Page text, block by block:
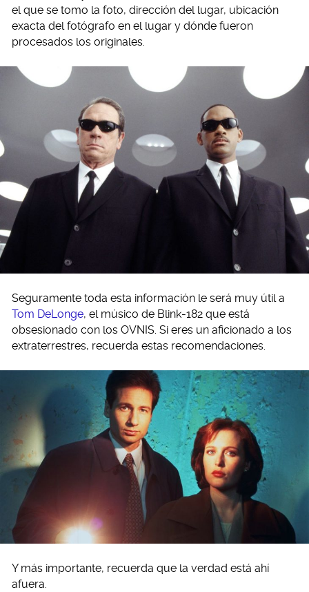
el que se tomo la foto, dirección del lugar, ubicación
exacta del fotógrafo en el lugar y dónde fueron
procesados los originales.
Seguramente toda esta información le será muy útil a
Tom DeLonge, el músico de Blink-182 que está
obsesionado con los OVNIS. Si eres un aficionado a los
extraterrestres, recuerda estas recomendaciones.
Y más importante, recuerda que la verdad está ahí
afuera.